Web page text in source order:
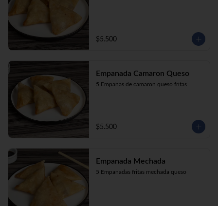
$5.500
Empanada Camaron Queso
5 Empanas de camaron queso fritas
$5.500
Empanada Mechada
5 Empanadas fritas mechada queso